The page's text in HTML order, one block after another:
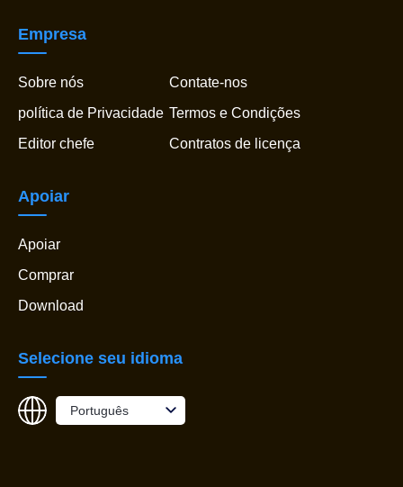
Empresa
Sobre nós
Contate-nos
política de Privacidade Termos e Condições
Editor chefe
Contratos de licença
Apoiar
Apoiar
Comprar
Download
Selecione seu idioma
Português